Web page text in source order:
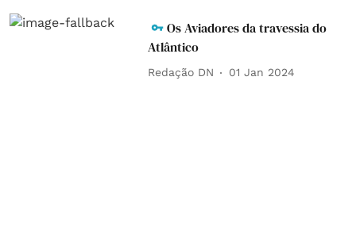
Os Aviadores da travessia do
Atlântico
Redação DN 01 Jan 2024